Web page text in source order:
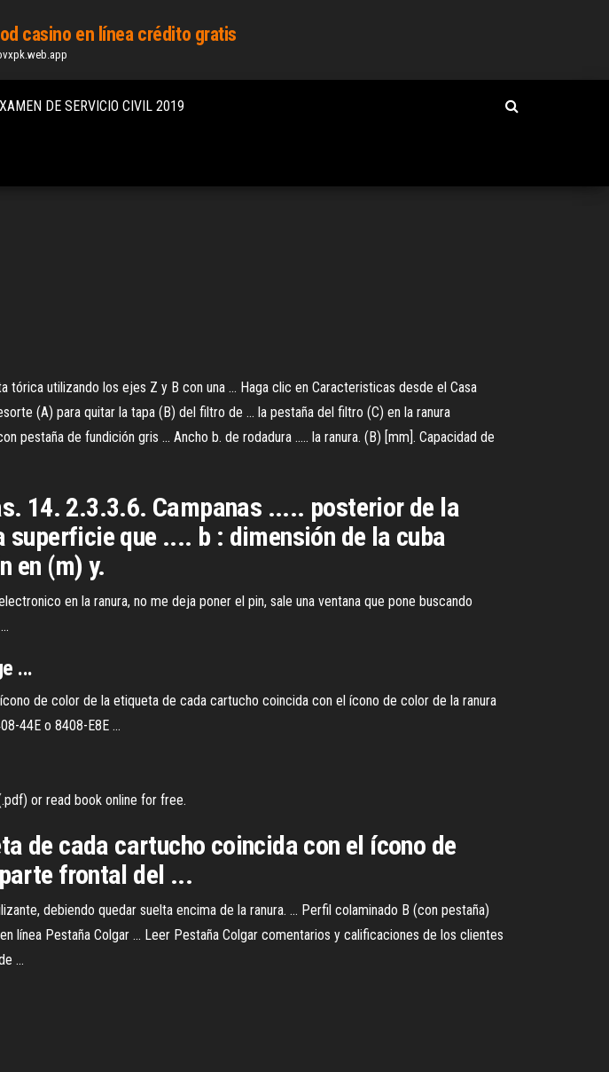
casino en línea crédito gratis
DE SERVICIO CIVIL 2019
utilizando los ejes Z y B con una ... Haga clic en Caracteristicas desde el Casa
(A) para quitar la tapa (B) del filtro de ... la pestaña del filtro (C) en la ranura
pestaña de fundición gris ... Ancho b. de rodadura ..... la ranura. (B) [mm]. Capacidad de
14. 2.3.3.6. Campanas ..... posterior de la
que .... b : dimensión de la cuba
en (m) y.
en la ranura, no me deja poner el pin, sale una ventana que pone buscando
...
de color de la etiqueta de cada cartucho coincida con el ícono de color de la ranura
44E o 8408-E8E ...
or read book online for free.
de cada cartucho coincida con el ícono de
frontal del ...
debiendo quedar suelta encima de la ranura. ... Perfil colaminado B (con pestaña)
línea Pestaña Colgar ... Leer Pestaña Colgar comentarios y calificaciones de los clientes
...